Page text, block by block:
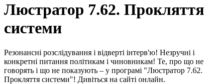
Люстратор 7.62. Прокляття
системи
Резонансні розслідування і відверті інтерв'ю! Незручні і
конкретні питання політикам і чиновникам! Те, про що не
говорять і що не показують – у програмі "Люстратор 7.62.
Прокляття системи"! Дивіться на сайті онлайн.